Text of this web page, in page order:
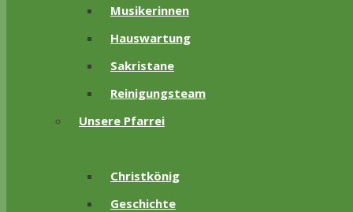
Musikerinnen
Hauswartung
Sakristane
Reinigungsteam
Unsere Pfarrei
Christkönig
Geschichte